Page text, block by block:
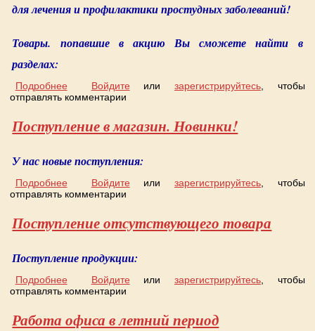
для лечения и профилактики простудных заболеваний!
Товары. попавшие в акцию Вы сможете найти в
разделах:
Подробнее о АКЦИЯ в сезон простудных заболеваний!
Войдите или зарегистрируйтесь, чтобы
отправлять комментарии
Поступление в магазин. Новинки!
У нас новые поступления:
Подробнее о Поступление в магазин. Новинки!
Войдите или зарегистрируйтесь, чтобы
отправлять комментарии
Поступление отсутствующего товара
Поступление продукции:
Подробнее о Поступление отсутствующего товара
Войдите или зарегистрируйтесь, чтобы
отправлять комментарии
Работа офиса в летний период